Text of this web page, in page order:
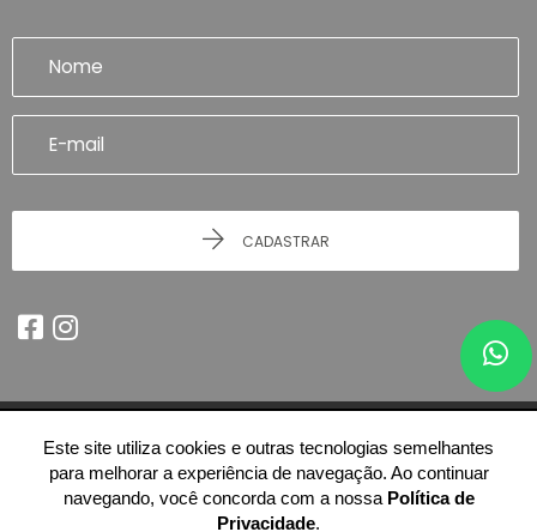
CADASTRAR
© 2026 - Imobiliária Artefatto Imóveis - Franca/SP -51.614.978/0001-84
-Todos os Direitos Reservados.
Este site utiliza cookies e outras tecnologias semelhantes
para melhorar a experiência de navegação. Ao continuar
navegando, você concorda com a nossa Política de
Privacidade.